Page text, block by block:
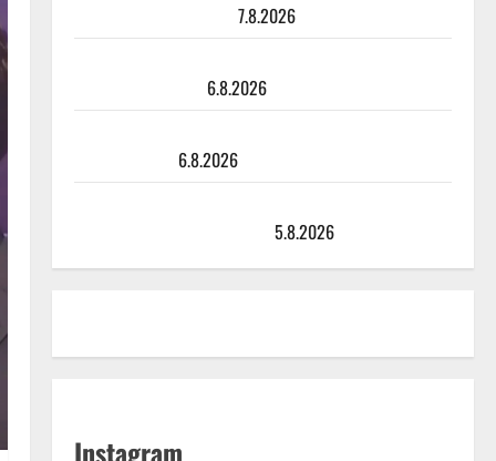
7.8.2026
6.8.2026
6.8.2026
5.8.2026
Instagram